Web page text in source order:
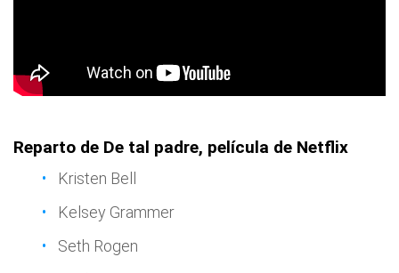
Reparto de De tal padre, película de Netflix
Kristen Bell
Kelsey Grammer
Seth Rogen